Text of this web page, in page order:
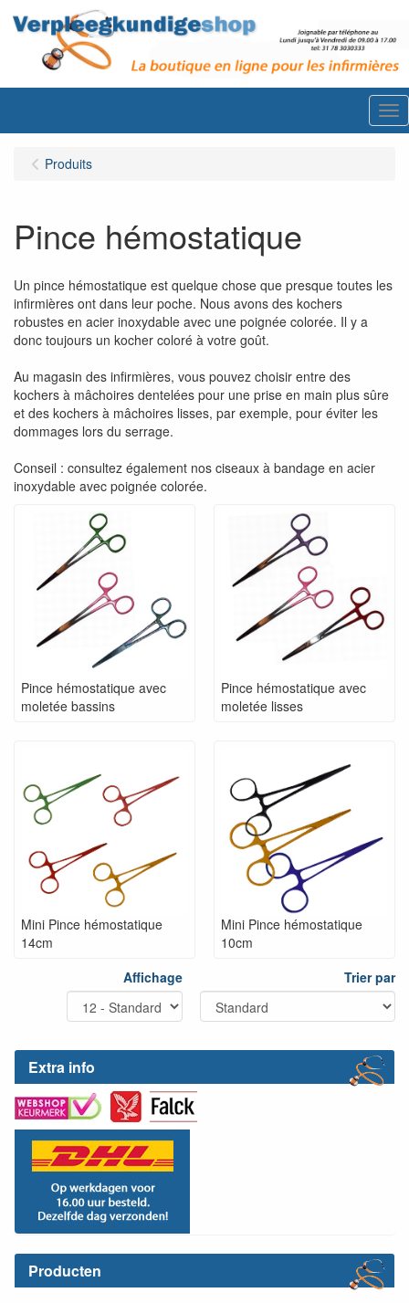
Extra info
Producten
Produits
Pince hémostatique
Un pince hémostatique est quelque chose que presque toutes les
infirmières ont dans leur poche. Nous avons des kochers
robustes en acier inoxydable avec une poignée colorée. Il y a
donc toujours un kocher coloré à votre goût.
Au magasin des infirmières, vous pouvez choisir entre des
kochers à mâchoires dentelées pour une prise en main plus sûre
et des kochers à mâchoires lisses, par exemple, pour éviter les
dommages lors du serrage.
Conseil : consultez également nos ciseaux à bandage en acier
inoxydable avec poignée colorée.
Pince hémostatique avec
moletée bassins
Pince hémostatique avec
moletée lisses
Mini Pince hémostatique
14cm
Mini Pince hémostatique
10cm
Affichage
Trier par